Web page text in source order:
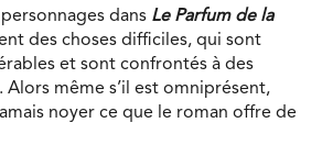
dans Le Parfum de la
des choses difficiles, qui sont
et sont confrontés à des
même s’il est omniprésent,
noyer ce que le roman offre de